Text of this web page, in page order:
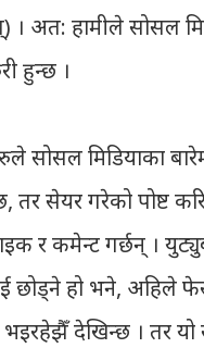
। अत: हामीले सोसल
हुन्छ ।
सोसल मिडियाका
तर सेयर गरेको पोष्ट
र कमेन्ट गर्छन् ।
छोड्ने हो भने, अहिले
देखिन्छ । तर यो